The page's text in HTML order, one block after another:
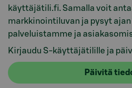
käyttäjätili.fi. Samalla voit
markkinointiluvan ja pysyt
palveluistamme ja
Kirjaudu S-käyttäjätilille ja
Päivitä